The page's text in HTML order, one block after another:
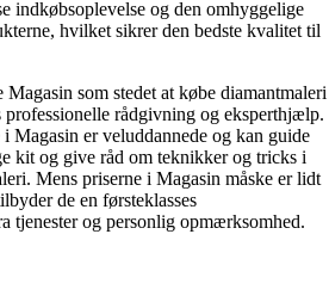
indkøbsoplevelse og den omhyggelige
hvilket sikrer den bedste kvalitet til
som stedet at købe diamantmaleri
professionelle rådgivning og eksperthjælp.
Magasin er veluddannede og kan guide
kit og give råd om teknikker og tricks i
Mens priserne i Magasin måske er lidt
de en førsteklasses
tjenester og personlig opmærksomhed.